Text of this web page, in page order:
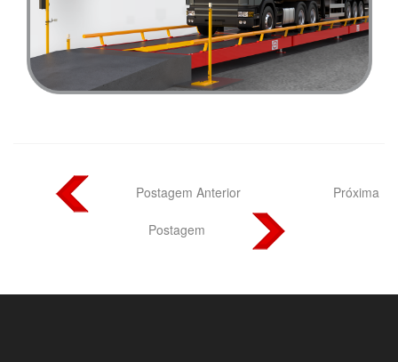
Postagem Anterior Próxima
Postagem